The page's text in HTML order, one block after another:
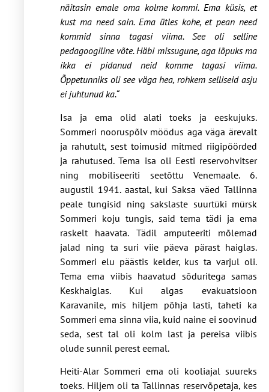
näitasin emale oma kolme kommi. Ema küsis, et
kust ma need sain. Ema ütles kohe, et pean need
kommid sinna tagasi viima. See oli selline
pedagoogiline võte. Häbi missugune, aga lõpuks ma
ikka ei pidanud neid komme tagasi viima.
Õppetunniks oli see väga hea, rohkem selliseid asju
ei juhtunud ka.“
Isa ja ema olid alati toeks ja eeskujuks.
Sommeri nooruspõlv möödus aga väga ärevalt
ja rahutult, sest toimusid mitmed riigipöörded
ja rahutused. Tema isa oli Eesti reservohvitser
ning mobiliseeriti seetõttu Venemaale. 6.
augustil 1941. aastal, kui Saksa väed Tallinna
peale tungisid ning sakslaste suurtüki mürsk
Sommeri koju tungis, said tema tädi ja ema
raskelt haavata. Tädil amputeeriti mõlemad
jalad ning ta suri viie päeva pärast haiglas.
Sommeri elu päästis kelder, kus ta varjul oli.
Tema ema viibis haavatud sõduritega samas
Keskhaiglas. Kui algas evakuatsioon
Karavanile, mis hiljem põhja lasti, taheti ka
Sommeri ema sinna viia, kuid naine ei soovinud
seda, sest tal oli kolm last ja pereisa viibis
olude sunnil perest eemal.
Heiti-Alar Sommeri ema oli kooliajal suureks
toeks. Hiljem oli ta Tallinnas reservõpetaja, kes